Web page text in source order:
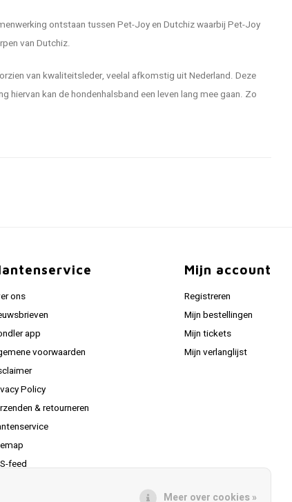
ontstaan tussen Pet-Joy en Dutchiz waarbij Pet-Joy
van Dutchiz.
van kwaliteitsleder, veelal afkomstig uit Nederland. Deze
kan de hondenhalsband een leven lang mee gaan. Zo
ons
app
voorwaarden
Policy
& retourneren
feed
Mijn account
Registreren
Mijn bestellingen
Mijn tickets
Mijn verlanglijst
Meer over cookies »